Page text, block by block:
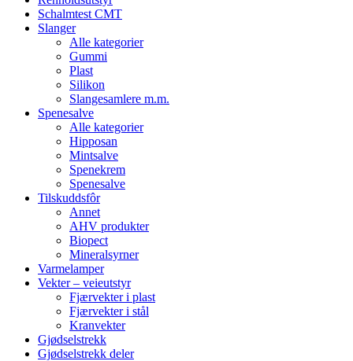
Schalmtest CMT
Slanger
Alle kategorier
Gummi
Plast
Silikon
Slangesamlere m.m.
Spenesalve
Alle kategorier
Hipposan
Mintsalve
Spenekrem
Spenesalve
Tilskuddsfôr
Annet
AHV produkter
Biopect
Mineralsyrner
Varmelamper
Vekter – veieutstyr
Fjærvekter i plast
Fjærvekter i stål
Kranvekter
Gjødselstrekk
Gjødselstrekk deler